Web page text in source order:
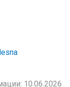
10.06.2026